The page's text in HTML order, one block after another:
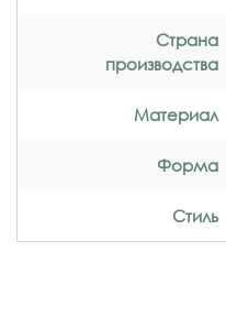
Страна
производства
Материал
Форма
Стиль